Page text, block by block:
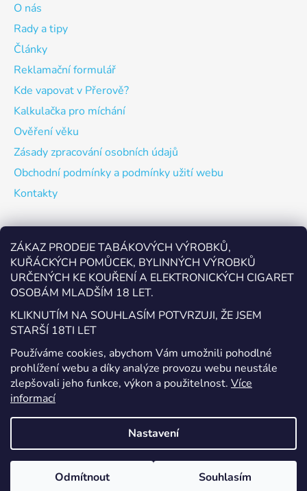
ZÁKAZ PRODEJE TABÁKOVÝCH VÝROBKŮ,
KUŘÁCKÝCH POMŮCEK, BYLINNÝCH VÝROBKŮ
URČENÝCH KE KOUŘENÍ A ELEKTRONICKÝCH CIGARET
OSOBÁM MLADŠÍM 18 LET.
KLIKNUTÍM NA SOUHLASÍM POTVRZUJI, ŽE JSEM
STARŠÍ 18TI LET
Používáme cookies, abychom Vám umožnili pohodlné
prohlížení webu a díky analýze provozu webu neustále
zlepšovali jeho funkce, výkon a použitelnost. Více
informací
Nastavení
Odmítnout Souhlasím
O nás
Rady a tipy
Články
Reklamační formulář
Kde vapovat v Přerově?
Kalkulačka pro míchání
Ověření věku
Zásady zpracování osobních údajů
Obchodní podmínky a podmínky užití webu
Kontakty
Odebírat newsletter
Vložte svůj e-mail a my vám budeme zasílat informace o
nových produktech na našem e-shopu.
E-mail
Vložením e-mailu souhlasíte s
podmínkami ochrany
osobních údajů
PŘIHLÁSIT SE
Vytvořil Shoptet
Copyright 2026EcigaretyPřerov.cz. Všechna práva